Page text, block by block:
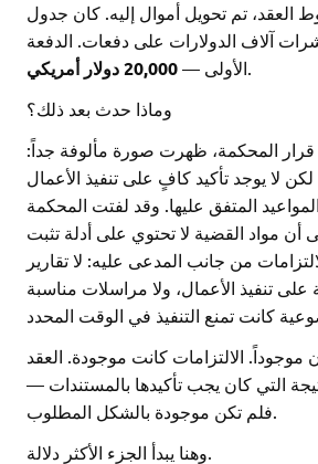
تم تحويل أموال إليه. كان جدول
آلاف الدولارات على دفعات. الدفعة
الأولى — 20,000 دولار أمريكي
.
وماذا حدث بعد ذلك؟
المحكمة، ظهرت صورة مألوفة جداً:
لكن لا يوجد تأكيد كافٍ على تنفيذ الأعمال
المتفق عليها. وقد لفتت المحكمة
أن مواد القضية لا تحتوي على أدلة تثبت
من جانب المدعى عليه: لا تقارير
على تنفيذ الأعمال، ولا مراسلات مناسبة
موجوداً. الالتزامات كانت موجودة. العقد
التي كان يجب تأكيدها بالمستندات —
فلم تكن موجودة بالشكل المطلوب.
وهنا يبدأ الجزء الأكثر دلالة.